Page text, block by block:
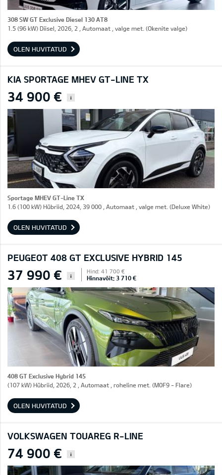
308 SW GT Exclusive Diesel 130 AT8
1.5 (96 kW) Diisel, 2026, 2 , Automaat , valge met. (Okenite valge)
OLEN HUVITATUD
KIA SPORTAGE MHEV GT-LINE TX
34 900 € i
Sportage MHEV GT-Line TX
1.6 (100 kW) Hübriid, 2024, 39 000 , Automaat , valge met. (Deluxe White)
OLEN HUVITATUD
PEUGEOT 408 GT EXCLUSIVE HYBRID 145
37 990 € i
Hind: 41 700 €
Hinnavõit: 3 710 €
408 GT Exclusive Hybrid 145
(107 kW) Hübriid, 2026, 2 , Automaat , roheline met. (M0F9 - Flare)
OLEN HUVITATUD
VOLKSWAGEN TOUAREG R-LINE
74 900 € i